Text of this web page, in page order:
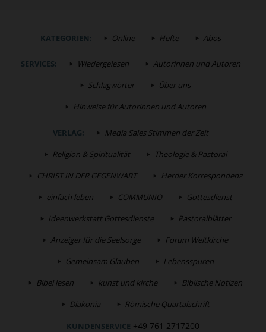
KATEGORIEN: Online Hefte Abos
SERVICES: Wiedergelesen
Autorinnen und Autoren
Schlagwörter
Über uns
Hinweise für Autorinnen und Autoren
VERLAG:
Media Sales Stimmen der Zeit
Religion & Spiritualität
Theologie & Pastoral
CHRIST IN DER GEGENWART
Herder Korrespondenz
einfach leben
COMMUNIO
Gottesdienst
Ideenwerkstatt Gottesdienste
Pastoralblätter
Anzeiger für die Seelsorge
Forum Weltkirche
Gemeinsam Glauben
Lebensspuren
Bibel lesen
kunst und kirche
Biblische Notizen
Diakonia
Römische Quartalschrift
KUNDENSERVICE +49 761 2717200